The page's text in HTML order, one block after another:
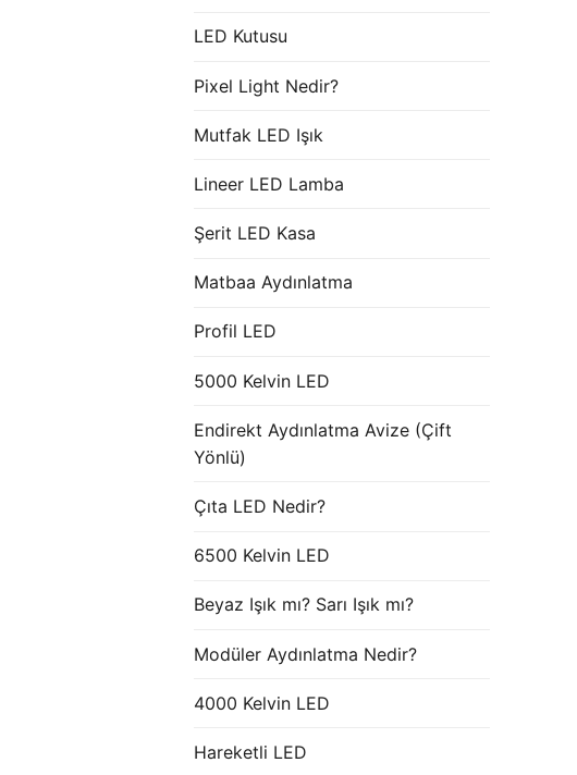
LED Kutusu
Pixel Light Nedir?
Mutfak LED Işık
Lineer LED Lamba
Şerit LED Kasa
Matbaa Aydınlatma
Profil LED
5000 Kelvin LED
Endirekt Aydınlatma Avize (Çift
Yönlü)
Çıta LED Nedir?
6500 Kelvin LED
Beyaz Işık mı? Sarı Işık mı?
Modüler Aydınlatma Nedir?
4000 Kelvin LED
Hareketli LED